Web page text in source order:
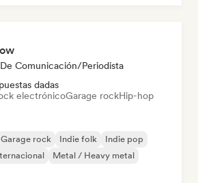
Comunicación/Periodista
dadas
electrónicoGarage rockHip-hop
Garage rock Indie folk
Indie pop
Metal / Heavy metal